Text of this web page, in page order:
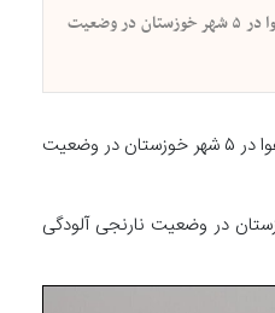
پیام خوزستان - شاخص کیفی هوا در ۵ شهر خوزستان در وضعیت
پیام خوزستان - شاخص کیفی هوا در ۵ شهر خوزستان در وضعیت
در ۵ شهر خوزستان در وضعیت نارنجی آلودگی